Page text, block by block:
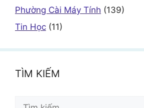
Phường Cài Máy Tính (139)
Tin Học (11)
TÌM KIẾM
Tìm